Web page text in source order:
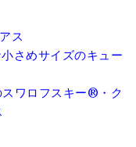
ス
さめサイズのキュー
ワロフスキー®・ク